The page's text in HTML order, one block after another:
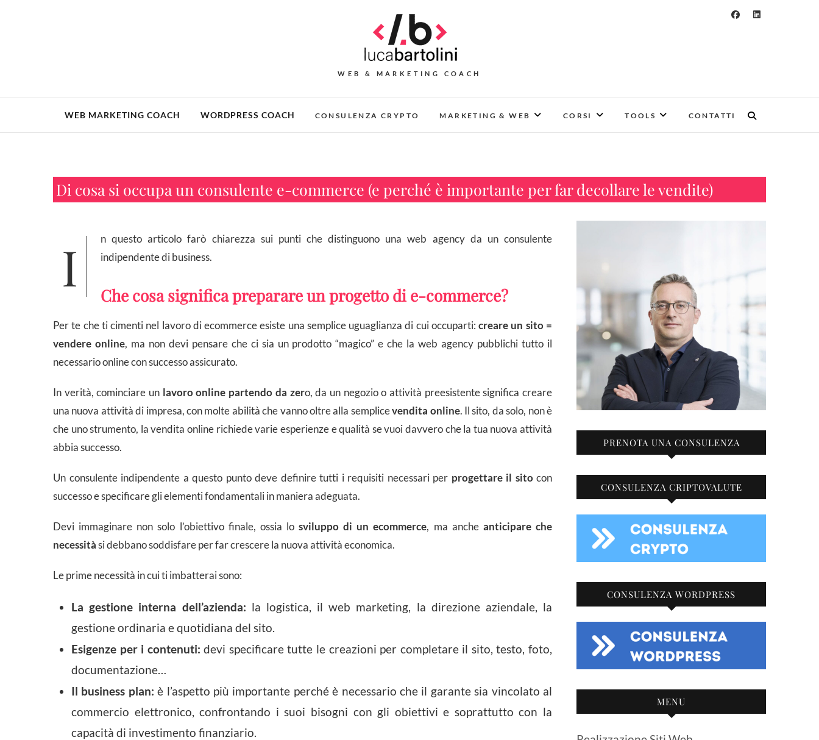
WEB & MARKETING COACH
WEB MARKETING COACH WORDPRESS COACH CONSULENZA CRYPTO MARKETING & WEB CORSI TOOLS CONTATTI
Di cosa si occupa un consulente e-commerce (e perché è importante per far decollare le vendite)
In questo articolo farò chiarezza sui punti che distinguono una web agency da un consulente indipendente di business.
Che cosa significa preparare un progetto di e-commerce?
Per te che ti cimenti nel lavoro di ecommerce esiste una semplice uguaglianza di cui occuparti:creare un sito =
vendere online, ma non devi pensare che ci sia un prodotto “magico” e che la web agency pubblichi tutto il
necessario online con successo assicurato.
In verità, cominciare un lavoro online partendo da zero, da un negozio o attività preesistente significa creare
una nuova attività di impresa, con molte abilità che vanno oltre alla semplicevendita online. Il sito, da solo, non è
che uno strumento, la vendita online richiede varie esperienze e qualità se vuoi davvero che la tua nuova attività
abbia successo.
Un consulente indipendente a questo punto deve definire tutti i requisiti necessari per progettare il sitocon
successo e specificare gli elementi fondamentali in maniera adeguata.
Devi immaginare non solo l’obiettivo finale, ossia losviluppo di un ecommerce, ma anche anticipare che
necessitàsi debbano soddisfare per far crescere la nuova attività economica.
Le prime necessità in cui ti imbatterai sono:
La gestione interna dell’azienda: la logistica, il web marketing, la direzione aziendale, la
gestione ordinaria e quotidiana del sito.
Esigenze per i contenuti:devi specificare tutte le creazioni per completare il sito, testo, foto,
documentazione…
Il business plan:è l’aspetto più importante perché è necessario che il garante sia vincolato al
commercio elettronico, confrontando i suoi bisogni con gli obiettivi e soprattutto con la
capacità di investimento finanziario.
PRENOTA UNA CONSULENZA
CONSULENZA CRIPTOVALUTE
CONSULENZA WORDPRESS
MENU